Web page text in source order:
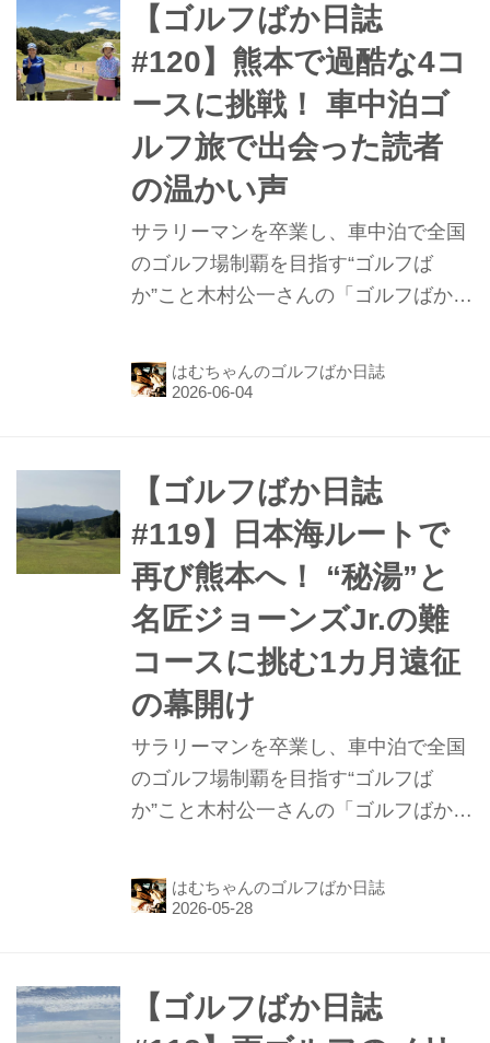
【ゴルフばか日誌
#120】熊本で過酷な4コ
ースに挑戦！ 車中泊ゴ
ルフ旅で出会った読者
の温かい声
サラリーマンを卒業し、車中泊で全国
のゴルフ場制覇を目指す“ゴルフば
か”こと木村公一さんの「ゴルフばか日
津」で車中泊して終わっています。今
回はその続きで、グランドチャンピオ
倶楽部、鹿北ゴルフ倶楽部の4コース
を攻略したお話です。
はむちゃんのゴルフばか日誌
【ゴルフばか日誌
#119】日本海ルートで
再び熊本へ！ “秘湯”と
名匠ジョーンズJr.の難
コースに挑む1カ月遠征
の幕開け
サラリーマンを卒業し、車中泊で全国
のゴルフ場制覇を目指す“ゴルフば
か”こと木村公一さんの「ゴルフばか日
月3日に帰宅。1週間、我が家で命の洗
濯をして、再び熊本遠征に出かけま
ブ、チサンカントリークラブ御船、司
ロイヤルゴルフクラブの3コースを攻
はむちゃんのゴルフばか日誌
【ゴルフばか日誌